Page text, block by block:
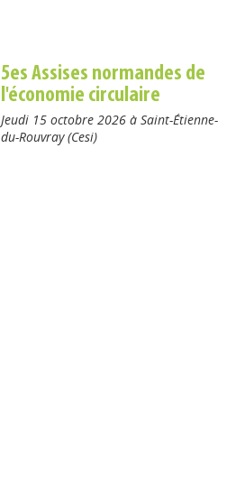
5es Assises normandes de
l'économie circulaire
Jeudi 15 octobre 2026 à Saint-Étienne-
du-Rouvray (Cesi)